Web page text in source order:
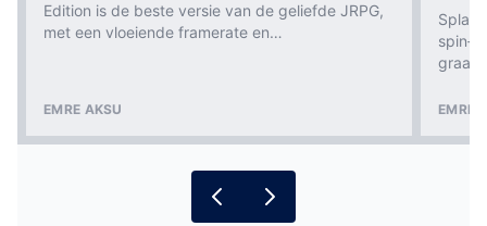
Edition is de beste versie van de geliefde JRPG,
met een vloeiende framerate en…
EMRE AKSU
graag
EMRE